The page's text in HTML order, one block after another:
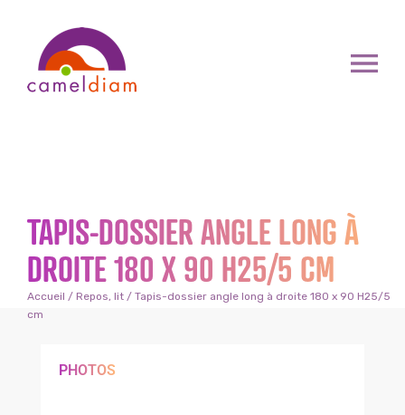
TAPIS-DOSSIER ANGLE LONG À
DROITE 180 X 90 H25/5 CM
Accueil / Repos, lit / Tapis-dossier angle long à droite 180 x 90 H25/5
cm
PHOTOS